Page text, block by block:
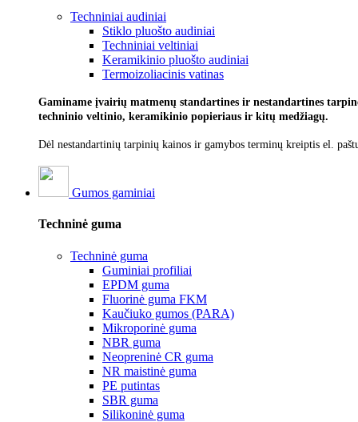
Techniniai audiniai
Stiklo pluošto audiniai
Techniniai veltiniai
Keramikinio pluošto audiniai
Termoizoliacinis vatinas
Gaminame įvairių matmenų standartines ir nestandartines
techninio veltinio, keramikinio popieriaus ir kitų medžiagų.
Dėl nestandartinių tarpinių kainos ir gamybos terminų kreiptis el.
Gumos gaminiai
Techninė guma
Techninė guma
Guminiai profiliai
EPDM guma
Fluorinė guma FKM
Kaučiuko gumos (PARA)
Mikroporinė guma
NBR guma
Neopreninė CR guma
NR maistinė guma
PE putintas
SBR guma
Silikoninė guma